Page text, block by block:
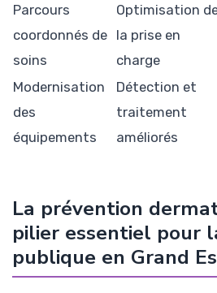
Parcours
coordonnés de
soins
Optimisation
la prise en
charge
Modernisation
des
équipements
Détection et
traitement
améliorés
La prévention
pilier essentiel pour
publique en Grand